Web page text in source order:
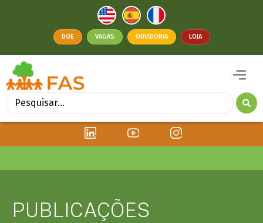
DOE VAGAS OUVIDORIA LOJA
PUBLICAÇÕES